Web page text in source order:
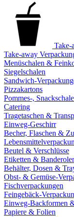
Take-
Take-away
Menüschalen &
Siegelschalen
Sandwich-
Pizzakartons
Pommes-,
Catering
Tragetaschen &
Einweg-Geschirr
Becher, Flaschen &
Beutel & Verschlüsse
Etiketten &
Behälter, Dosen &
Obst- & Gemüse-
Fischverpackungen
Feingebäck-
Einweg-Backformen
Papiere & Folien